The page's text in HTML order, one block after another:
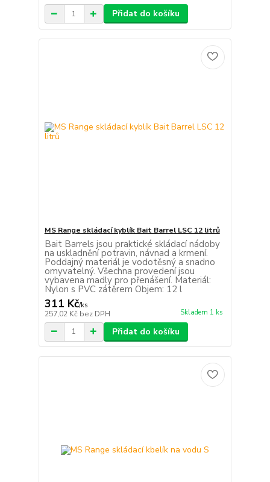
Přidat do košíku
MS Range skládací kyblík Bait Barrel LSC 12 litrů
Bait Barrels jsou praktické skládací nádoby
na uskladnění potravin, návnad a krmení.
Poddajný materiál je vodotěsný a snadno
omyvatelný. Všechna provedení jsou
vybavena madly pro přenášení. Materiál:
Nylon s PVC zátěrem Objem: 12 l
311 Kč/ks
257,02 Kč bez DPH Skladem 1 ks
Přidat do košíku